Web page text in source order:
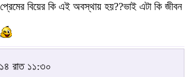
বিয়ের কি এই অবস্থায় হয়??ভাই এটা কি জীবন
রাত ১১:৩০